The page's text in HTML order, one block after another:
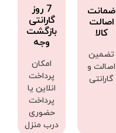
ضمانت
اصالت
کالا
تضمین
اصالت و
گارانتی
7 روز
گارانتی
بازگشت
وجه
امکان
پرداخت
انلاین یا
پرداخت
حضوری
درب منزل